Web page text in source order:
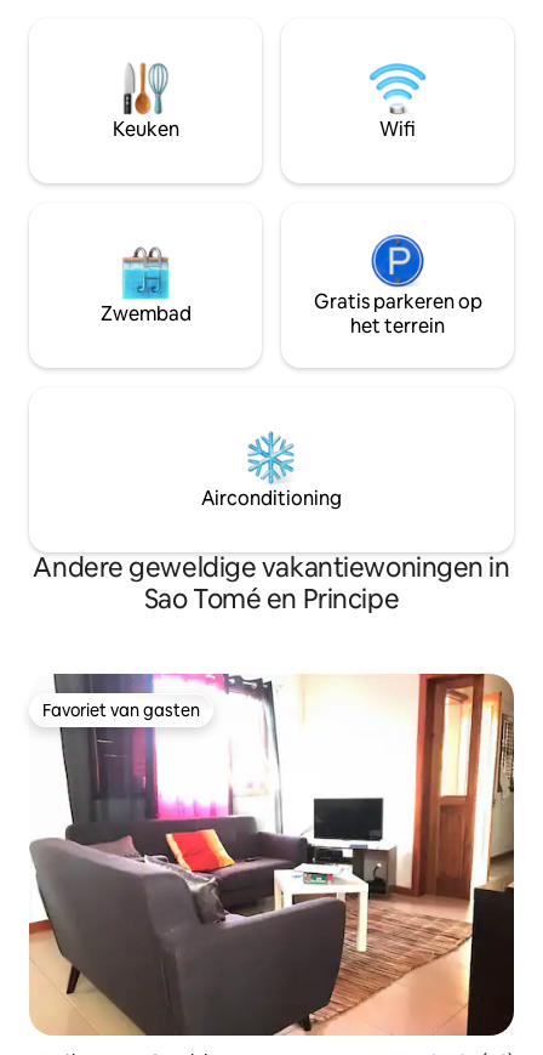
Internationale
op 64 km afstand. Je avontuur begint
wanneer je bij
Keuken Wifi
Zwembad
Gratis parkeren op
het terrein
Airconditioning
Andere geweldige vakantiewoningen in
Sao Tomé en Principe
Favoriet van gasten
Favoriet van gasten